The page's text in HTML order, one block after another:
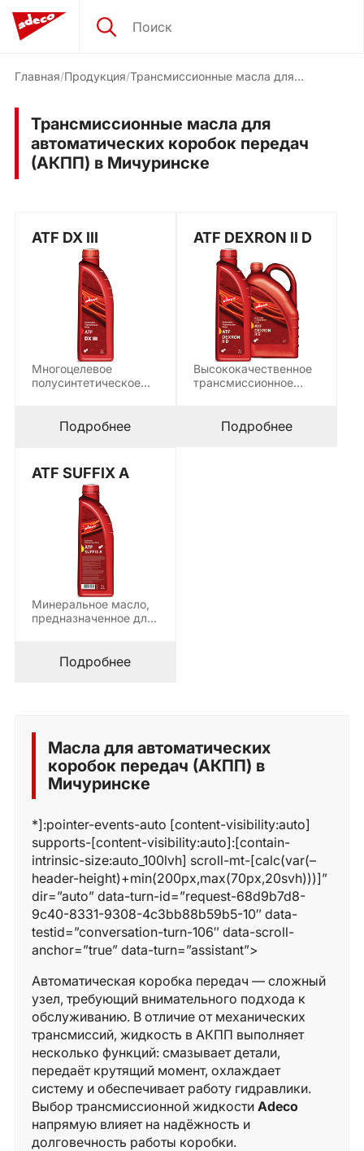
Главная Продукция Трансмиссионные масла для
Трансмиссионные масла для
автоматических коробок передач
(АКПП) в Мичуринске
ATF DX III
Многоцелевое
полусинтетическое
смазывания
автоматических
гидроусилителя…
Подробнее
ATF DEXRON II D
Высококачественное
трансмиссионное
смазки всех типов
автоматических
Подробнее
ATF SUFFIX A
Минеральное масло,
предназначенное для
автоматической
трансмиссии для…
Подробнее
Масла для автоматических
коробок передач (АКПП) в
Мичуринске
*]:pointer-events-auto [content-visibility:auto]
supports-[content-visibility:auto]:[contain-
intrinsic-size:auto_100lvh] scroll-mt-[calc(var(–
header-height)+min(200px,max(70px,20svh)))]”
dir=”auto” data-turn-id=”request-68d9b7d8-
9c40-8331-9308-4c3bb88b59b5-10″ data-
testid=”conversation-turn-106″ data-scroll-
anchor=”true” data-turn=”assistant”>
Автоматическая коробка передач — сложный
узел, требующий внимательного подхода к
обслуживанию. В отличие от механических
трансмиссий, жидкость в АКПП выполняет
несколько функций: смазывает детали,
передаёт крутящий момент, охлаждает
систему и обеспечивает работу гидравлики.
Выбор трансмиссионной жидкости Adeco
напрямую влияет на надёжность и
долговечность работы коробки.